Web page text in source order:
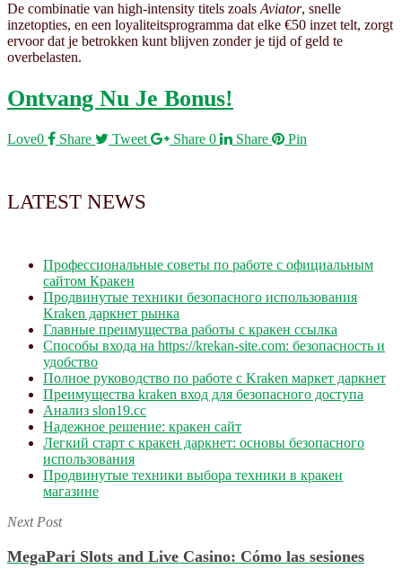
De combinatie van high‑intensity titels zoals Aviator, snelle
inzetopties, en een loyaliteitsprogramma dat elke €50 inzet telt, zorgt
ervoor dat je betrokken kunt blijven zonder je tijd of geld te
overbelasten.
Ontvang Nu Je Bonus!
Love0 Share Tweet Share 0 Share Pin
LATEST NEWS
Профессиональные советы по работе с официальным
сайтом Кракен
Продвинутые техники безопасного использования
Kraken даркнет рынка
Главные преимущества работы с кракен ссылка
Способы входа на https://krekan-site.com: безопасность и
удобство
Полное руководство по работе с Kraken маркет даркнет
Преимущества kraken вход для безопасного доступа
Анализ slon19.cc
Надежное решение: кракен сайт
Легкий старт с кракен даркнет: основы безопасного
использования
Продвинутые техники выбора техники в кракен
магазине
Next Post
MegaPari Slots and Live Casino: Cómo las sesiones